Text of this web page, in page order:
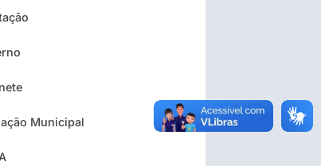
Municipal